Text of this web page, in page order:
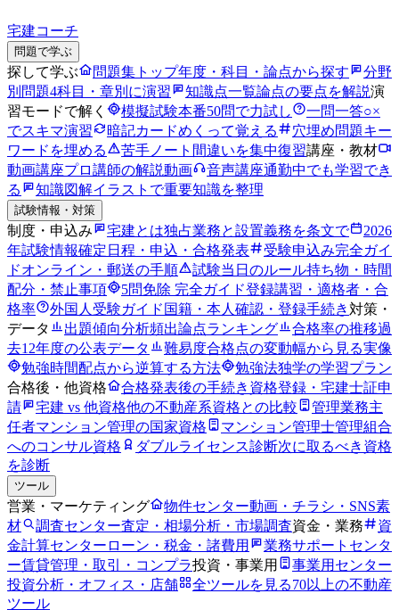
宅建コーチ
問題で学ぶ
探して学ぶ 問題集トップ年度・科目・論点から探す
分野
別問題4科目・章別に演習 知識点一覧論点の要点を解説演
習モードで解く
模擬試験本番50問で力試し 一問一答○×
でスキマ演習
暗記カードめくって覚える 穴埋め問題キー
ワードを埋める
苦手ノート 間違いを集中復習講座・教材
動画講座プロ講師の解説動画 音声講座通勤中でも学習でき
る
知識図解イラストで重要知識を整理
試験情報・対策
制度・申込み 宅建とは独占業務と設置義務を条文で
2026
年試験情報確定日程・申込・合格発表
受験申込み完全ガイ
ドオンライン・郵送の手順 試験当日のルール持ち物・時間
配分・禁止事項
5問免除 完全ガイド登録講習・適格者・合
格率
外国人受験ガイド 国籍・本人確認・登録手続き対策・
データ
出題傾向分析頻出論点ランキング 合格率の推移過
去12年度の公表データ
難易度合格点の変動幅から見る実像
勉強時間配点から逆算する方法 勉強法独学の学習プラン
合格後・他資格
合格発表後の手続き 資格登録・宅建士証申
請
宅建 vs 他資格他の不動産系資格との比較
管理業務主
任者マンション管理の国家資格 マンション管理士管理組合
へのコンサル資格
ダブルライセンス診断次に取るべき資格
を診断
ツール
営業・マーケティング 物件センター動画・チラシ・SNS素
材
調査センター査定・相場分析・市場調査資金・業務
資
金計算センター ローン・税金・諸費用
業務サポートセンタ
ー賃貸管理・取引・コンプラ投資・事業用
事業用センター
投資分析・オフィス・店舗
全ツールを見る70以上の不動産
ツール